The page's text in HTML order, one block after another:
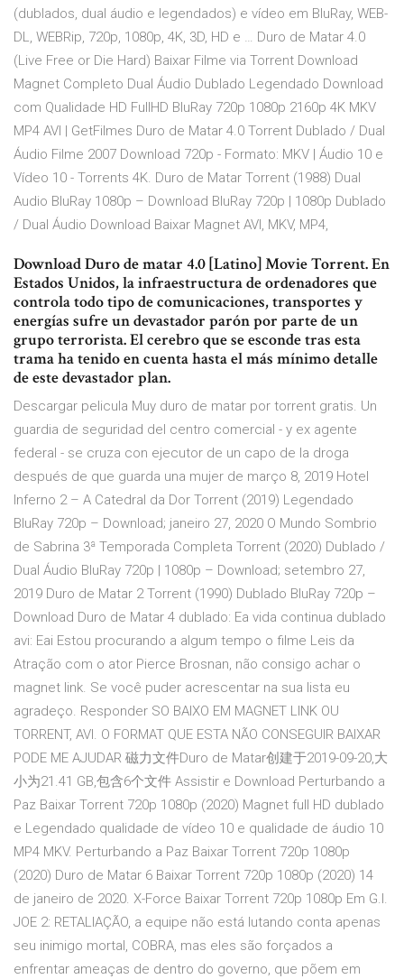
(dublados, dual áudio e legendados) e vídeo em BluRay, WEB-
DL, WEBRip, 720p, 1080p, 4K, 3D, HD e … Duro de Matar 4.0
(Live Free or Die Hard) Baixar Filme via Torrent Download
Magnet Completo Dual Áudio Dublado Legendado Download
com Qualidade HD FullHD BluRay 720p 1080p 2160p 4K MKV
MP4 AVI | GetFilmes Duro de Matar 4.0 Torrent Dublado / Dual
Áudio Filme 2007 Download 720p - Formato: MKV | Áudio 10 e
Vídeo 10 - Torrents 4K. Duro de Matar Torrent (1988) Dual
Audio BluRay 1080p – Download BluRay 720p | 1080p Dublado
/ Dual Áudio Download Baixar Magnet AVI, MKV, MP4,
Download Duro de matar 4.0 [Latino] Movie Torrent. En
Estados Unidos, la infraestructura de ordenadores que
controla todo tipo de comunicaciones, transportes y
energías sufre un devastador parón por parte de un
grupo terrorista. El cerebro que se esconde tras esta
trama ha tenido en cuenta hasta el más mínimo detalle
de este devastador plan.
Descargar pelicula Muy duro de matar por torrent gratis. Un
guardia de seguridad del centro comercial - y ex agente
federal - se cruza con ejecutor de un capo de la droga
después de que guarda una mujer de março 8, 2019 Hotel
Inferno 2 – A Catedral da Dor Torrent (2019) Legendado
BluRay 720p – Download; janeiro 27, 2020 O Mundo Sombrio
de Sabrina 3ª Temporada Completa Torrent (2020) Dublado /
Dual Áudio BluRay 720p | 1080p – Download; setembro 27,
2019 Duro de Matar 2 Torrent (1990) Dublado BluRay 720p –
Download Duro de Matar 4 dublado: Ea vida continua dublado
avi: Eai Estou procurando a algum tempo o filme Leis da
Atração com o ator Pierce Brosnan, não consigo achar o
magnet link. Se você puder acrescentar na sua lista eu
agradeço. Responder SO BAIXO EM MAGNET LINK OU
TORRENT, AVI. O FORMAT QUE ESTA NÃO CONSEGUIR BAIXAR
PODE ME AJUDAR 磁力文件Duro de Matar创建于2019-09-20,大
小为21.41 GB,包含6个文件 Assistir e Download Perturbando a
Paz Baixar Torrent 720p 1080p (2020) Magnet full HD dublado
e Legendado qualidade de vídeo 10 e qualidade de áudio 10
MP4 MKV. Perturbando a Paz Baixar Torrent 720p 1080p
(2020) Duro de Matar 6 Baixar Torrent 720p 1080p (2020) 14
de janeiro de 2020. X-Force Baixar Torrent 720p 1080p Em G.I.
JOE 2: RETALIAÇÃO, a equipe não está lutando conta apenas
seu inimigo mortal, COBRA, mas eles são forçados a
enfrentar ameaças de dentro do governo, que põem em